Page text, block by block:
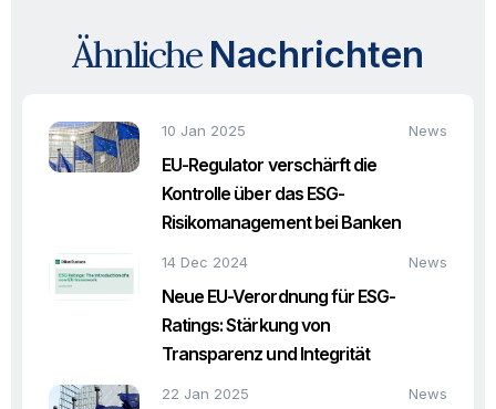
Ähnliche Nachrichten
10 Jan 2025 News
EU-Regulator verschärft die
Kontrolle über das ESG-
Risikomanagement bei Banken
14 Dec 2024 News
Neue EU-Verordnung für ESG-
Ratings: Stärkung von
Transparenz und Integrität
22 Jan 2025 News